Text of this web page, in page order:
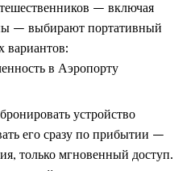
– включая
– выбирают портативный
вариантов:
в Аэропорту
устройство
его сразу по прибытии –
только мгновенный доступ.